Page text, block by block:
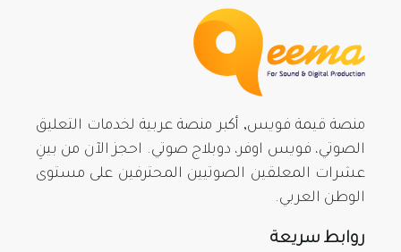
منصة قيمة فويس, أكبر منصة عربية لخدمات التعليق
الصوتي، فويس اوفر، دوبلاج صوتي. احجز الآن من بينِ
عشرات المعلقين الصوتيين المحترفين على مستوى
الوطن العربي.
روابط سريعة